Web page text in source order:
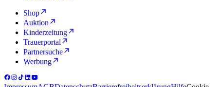
Shop
Auktion
Kinderzeitung
Trauerportal
Partnersuche
Werbung